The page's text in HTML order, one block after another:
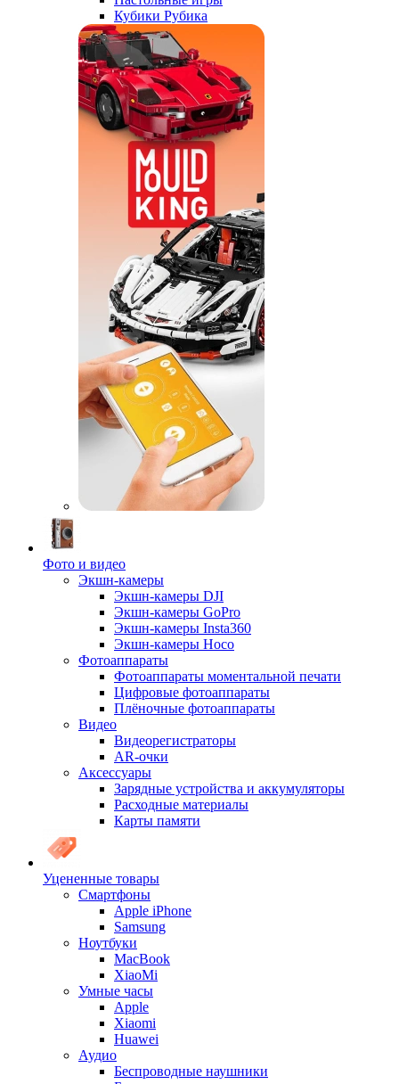
Кубики Рубика
Фото и видео
Экшн-камеры
Экшн-камеры DJI
Экшн-камеры GoPro
Экшн-камеры Insta360
Экшн-камеры Hoco
Фотоаппараты
Фотоаппараты моментальной печати
Цифровые фотоаппараты
Плёночные фотоаппараты
Видео
Видеорегистраторы
AR-очки
Аксессуары
Зарядные устройства и аккумуляторы
Расходные материалы
Карты памяти
Уцененные товары
Cмартфоны
Apple iPhone
Samsung
Ноутбуки
MacBook
XiaoMi
Умные часы
Apple
Xiaomi
Huawei
Аудио
Беспроводные наушники